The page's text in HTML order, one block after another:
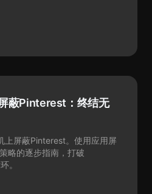
蔽Pinterest：终结无
上屏蔽Pinterest。使用应用屏
略的逐步指南，打破
。